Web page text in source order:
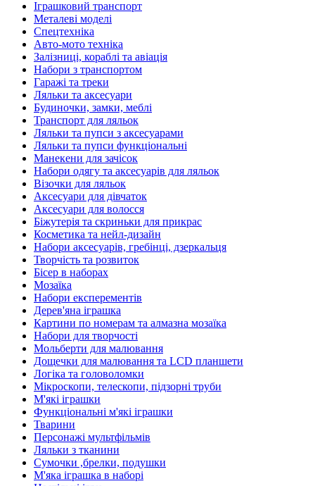
Іграшковий транспорт
Металеві моделі
Спецтехніка
Авто-мото техніка
Залізниці, кораблі та авіація
Набори з транспортом
Гаражі та треки
Ляльки та аксесуари
Будиночки, замки, меблі
Транспорт для ляльок
Ляльки та пупси з аксесуарами
Ляльки та пупси функціональні
Манекени для зачісок
Набори одягу та аксесуарів для ляльок
Візочки для ляльок
Аксесуари для дівчаток
Аксесуари для волосся
Біжутерія та скриньки для прикрас
Косметика та нейл-дизайн
Набори аксесуарів, гребінці, дзеркальця
Творчість та розвиток
Бісер в наборах
Мозаїка
Набори експерементів
Дерев'яна іграшка
Картини по номерам та алмазна мозаїка
Набори для творчості
Мольберти для малювання
Дощечки для малювання та LCD планшети
Логіка та головоломки
Мікроскопи, телескопи, підзорні труби
М'які іграшки
Функціональні м'які іграшки
Тварини
Персонажі мультфільмів
Ляльки з тканини
Сумочки ,брелки, подушки
М'яка іграшка в наборі